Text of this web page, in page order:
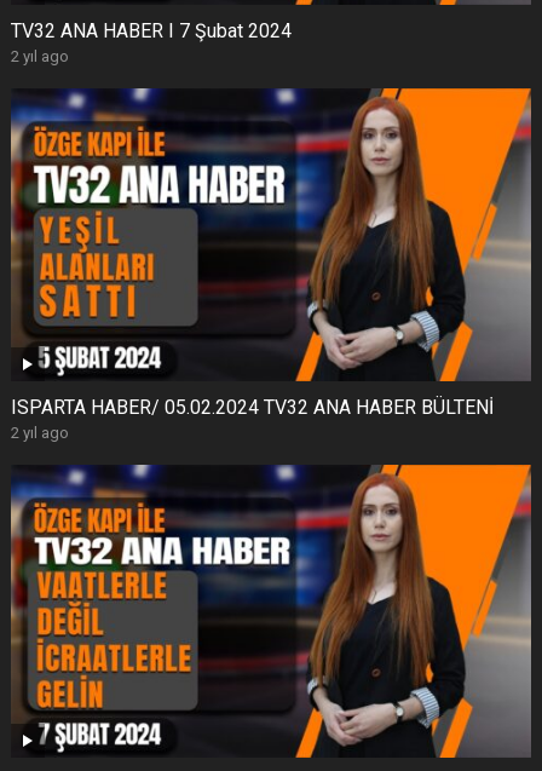
TV32 ANA HABER I 7 Şubat 2024
2 yıl ago
ISPARTA HABER/ 05.02.2024 TV32 ANA HABER BÜLTENİ
2 yıl ago